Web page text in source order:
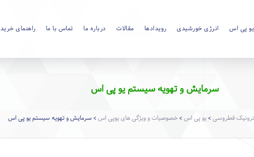
پی اس انرژی خورشیدی رویدادها مقالات درباره ما تماس با ما راهنمای خرید UPS
سرمایش و تهویه سیستم یو پی اس
فطروسی > یو پی اس >خصوصیات و ویژگی های یوپی اس > سرمایش و تهویه سیستم یو پی اس